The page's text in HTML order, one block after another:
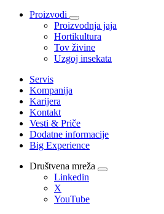
Proizvodi
Proizvodnja jaja
Hortikultura
Tov živine
Uzgoj insekata
Servis
Kompanija
Karijera
Kontakt
Vesti & Priče
Dodatne informacije
Big Experience
Društvena mreža
Linkedin
X
YouTube